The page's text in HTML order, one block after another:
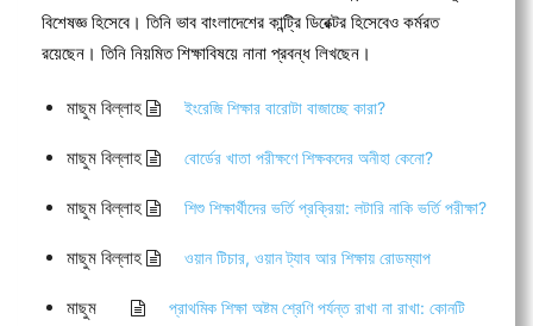
বিশেষজ্ঞ হিসেবে। তিনি ভাব বাংলাদেশের কান্ট্রি ডিরেক্টর হিসেবেও কর্মরত
রয়েছেন। তিনি নিয়মিত শিক্ষাবিষয়ে নানা প্রবন্ধ লিখছেন।
মাছুম বিল্লাহ ইংরেজি শিক্ষার বারোটা বাজাচ্ছে কারা?
মাছুম বিল্লাহ বোর্ডের খাতা পরীক্ষণে শিক্ষকদের অনীহা কেনো?
মাছুম বিল্লাহ শিশু শিক্ষার্থীদের ভর্তি প্রক্রিয়া: লটারি নাকি ভর্তি পরীক্ষা?
মাছুম বিল্লাহ ওয়ান টিচার, ওয়ান ট্যাব আর শিক্ষায় রোডম্যাপ
মাছুম
প্রাথমিক শিক্ষা অষ্টম শ্রেণি পর্যন্ত রাখা না রাখা: কোনটি